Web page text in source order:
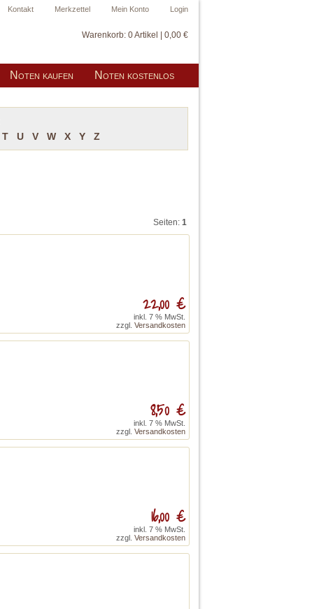
Login
Mein Konto
Merkzettel
Kontakt
Warenkorb: 0 Artikel | 0,00 €
Noten kaufen Noten kostenlos
T U V W X Y Z
Seiten: 1
22,00 €
inkl. 7 % MwSt.
zzgl. Versandkosten
8,50 €
inkl. 7 % MwSt.
zzgl. Versandkosten
16,00 €
inkl. 7 % MwSt.
zzgl. Versandkosten